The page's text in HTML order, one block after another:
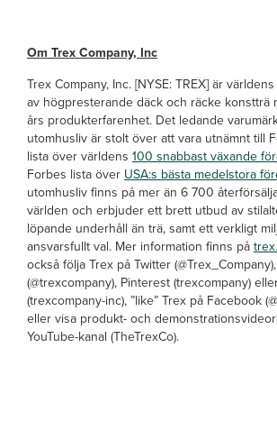
Om Trex Company, Inc
Trex Company, Inc. [NYSE: TREX] är
av högpresterande däck och räcke konstträ
års produkterfarenhet. Det ledande
utomhusliv är stolt över att vara utnämnt till
lista över världens 100 snabbast växande
Forbes lista över USA:s bästa medelstora
utomhusliv finns på mer än 6 700
världen och erbjuder ett brett utbud av
löpande underhåll än trä, samt ett verkligt
ansvarsfullt val. Mer information finns på
också följa Trex på Twitter
(@trexcompany), Pinterest (trexcompany)
(trexcompany-inc), ”like” Trex på Facebook
eller visa produkt- och
YouTube-kanal (TheTrexCo).